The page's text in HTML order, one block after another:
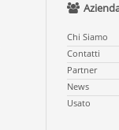
Chi Siamo
Contatti
Partner
News
Usato